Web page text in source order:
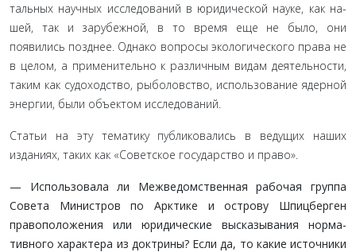
тальных научных исследований в юридической науке, как на­
шей, так и зарубежной, в то время еще не было, они
появились позднее. Однако вопросы экологического права не
в целом, а применительно к различным видам деятельности,
таким как судоходство, рыболовство, использование ядерной
энергии, были объектом исследований.
Статьи на эту тематику публиковались в ведущих наших
изданиях, таких как «Советское государство и право».
— Использовала ли Межведомственная рабочая груп­па
Совета Министров по Арктике и острову Шпицберген
правоположения или юридические высказывания норма­
тивного характера из доктрины? Если да, то какие источ­ники